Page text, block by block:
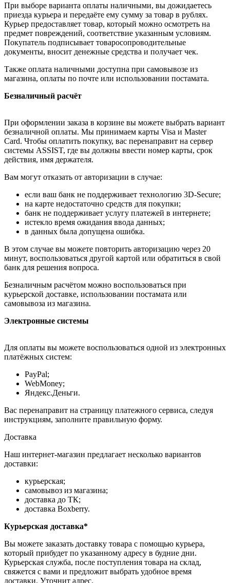
При выборе варианта оплаты наличными, вы дожидаетесь
приезда курьера и передаёте ему сумму за товар в рублях.
Курьер предоставляет товар, который можно осмотреть на
предмет повреждений, соответствие указанным условиям.
Покупатель подписывает товаросопроводительные
документы, вносит денежные средства и получает чек.
Также оплата наличными доступна при самовывозе из
магазина, оплаты по почте или использовании постамата.
Безналичный расчёт
При оформлении заказа в корзине вы можете выбрать вариант
безналичной оплаты. Мы принимаем карты Visa и Master
Card. Чтобы оплатить покупку, вас перенаправит на сервер
системы ASSIST, где вы должны ввести номер карты, срок
действия, имя держателя.
Вам могут отказать от авторизации в случае:
если ваш банк не поддерживает технологию 3D-Secure;
на карте недостаточно средств для покупки;
банк не поддерживает услугу платежей в интернете;
истекло время ожидания ввода данных;
в данных была допущена ошибка.
В этом случае вы можете повторить авторизацию через 20
минут, воспользоваться другой картой или обратиться в свой
банк для решения вопроса.
Безналичным расчётом можно воспользоваться при
курьерской доставке, использовании постамата или
самовывоза из магазина.
Электронные системы
Для оплаты вы можете воспользоваться одной из электронных
платёжных систем:
PayPal;
WebMoney;
Яндекс.Деньги.
Вас перенаправит на страницу платежного сервиса, следуя
инструкциям, заполните правильную форму.
Доставка
Наш интернет-магазин предлагает несколько вариантов
доставки:
курьерская;
самовывоз из магазина;
доставка до ТК;
доставка Boxberry.
Курьерская доставка*
Вы можете заказать доставку товара с помощью курьера,
который прибудет по указанному адресу в будние дни.
Курьерская служба, после поступления товара на склад,
свяжется с вами и предложит выбрать удобное время
доставки. Уточнит адрес.